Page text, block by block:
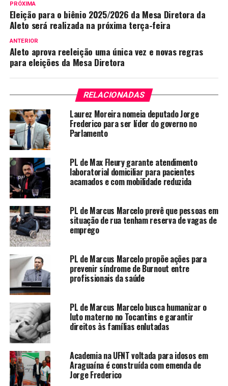
PRÓXIMA
Eleição para o biênio 2025/2026 da Mesa Diretora da
Aleto será realizada na próxima terça-feira
ANTERIOR
Aleto aprova reeleição uma única vez e novas regras
para eleições da Mesa Diretora
RELACIONADAS
Laurez Moreira nomeia deputado Jorge
Frederico para ser líder do governo no
Parlamento
PL de Max Fleury garante atendimento
laboratorial domiciliar para pacientes
acamados e com mobilidade reduzida
PL de Marcus Marcelo prevê que pessoas em
situação de rua tenham reserva de vagas de
emprego
PL de Marcus Marcelo propõe ações para
prevenir síndrome de Burnout entre
profissionais da saúde
PL de Marcus Marcelo busca humanizar o
luto materno no Tocantins e garantir
direitos às famílias enlutadas
Academia na UFNT voltada para idosos em
Araguaína é construída com emenda de
Jorge Frederico